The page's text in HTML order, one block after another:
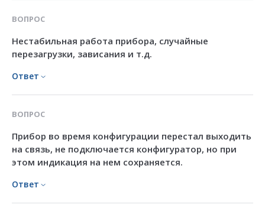
ВОПРОС
Нестабильная работа прибора, случайные
перезагрузки, зависания и т.д.
Ответ
ВОПРОС
Прибор во время конфигурации перестал выходить
на связь, не подключается конфигуратор, но при
этом индикация на нем сохраняется.
Ответ